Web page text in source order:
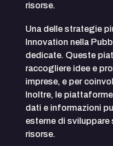
risorse.
Una delle strategie
Innovation nella
dedicate. Queste
raccogliere idee e
imprese, e per
Inoltre, le
dati e informazioni
esterne di
risorse.